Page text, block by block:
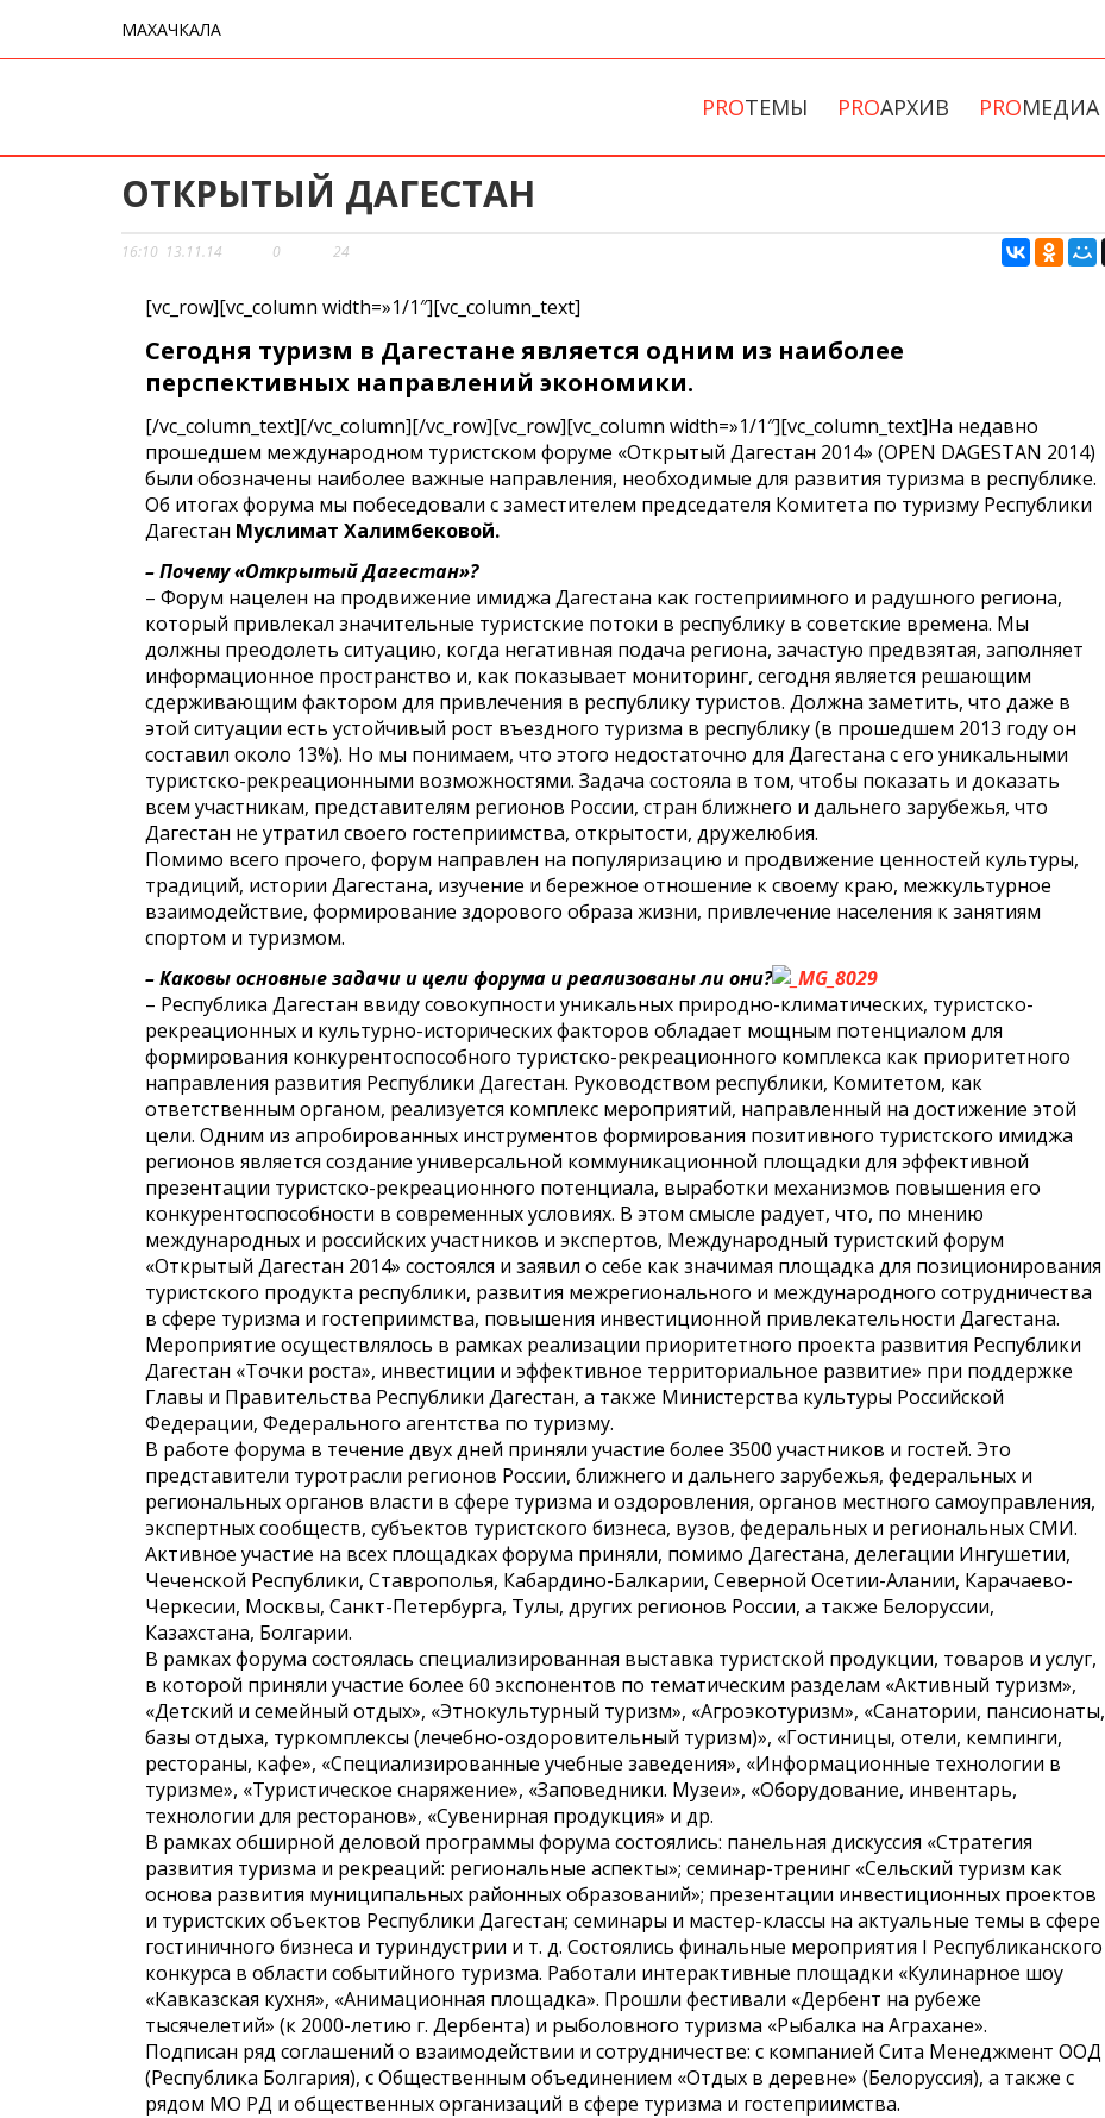
МАХАЧКАЛА
PROТЕМЫ PROАРХИВ PROМЕДИА
ОТКРЫТЫЙ ДАГЕСТАН
16:10 13.11.14 0 24
[vc_row][vc_column width=»1/1″][vc_column_text]
Сегодня туризм в Дагестане является одним из наиболее
перспективных направлений экономики.
[/vc_column_text][/vc_column][/vc_row][vc_row][vc_column width=»1/1″][vc_column_text]На недавно
прошедшем международном туристском форуме «Открытый Дагестан 2014» (OPEN DAGESTAN 2014)
были обозначены наиболее важные направления, необходимые для развития туризма в республике.
Об итогах форума мы побеседовали с заместителем председателя Комитета по туризму Республики
Дагестан Муслимат Халимбековой.
– Почему «Открытый Дагестан»?
– Форум нацелен на продвижение имиджа Дагестана как гостеприимного и радушного региона,
который привлекал значительные туристские потоки в республику в советские времена. Мы
должны преодолеть ситуацию, когда негативная подача региона, зачастую предвзятая, заполняет
информационное пространство и, как показывает мониторинг, сегодня является решающим
сдерживающим фактором для привлечения в республику туристов. Должна заметить, что даже в
этой ситуации есть устойчивый рост въездного туризма в республику (в прошедшем 2013 году он
составил около 13%). Но мы понимаем, что этого недостаточно для Дагестана с его уникальными
туристско-рекреационными возможностями. Задача состояла в том, чтобы показать и доказать
всем участникам, представителям регионов России, стран ближнего и дальнего зарубежья, что
Дагестан не утратил своего гостеприимства, открытости, дружелюбия.
Помимо всего прочего, форум направлен на популяризацию и продвижение ценностей культуры,
традиций, истории Дагестана, изучение и бережное отношение к своему краю, межкультурное
взаимодействие, формирование здорового образа жизни, привлечение населения к занятиям
спортом и туризмом.
– Каковы основные задачи и цели форума и реализованы ли они?
– Республика Дагестан ввиду совокупности уникальных природно-климатических, туристско-
рекреационных и культурно-исторических факторов обладает мощным потенциалом для
формирования конкурентоспособного туристско-рекреационного комплекса как приоритетного
направления развития Республики Дагестан. Руководством республики, Комитетом, как
ответственным органом, реализуется комплекс мероприятий, направленный на достижение этой
цели. Одним из апробированных инструментов формирования позитивного туристского имиджа
регионов является создание универсальной коммуникационной площадки для эффективной
презентации туристско-рекреационного потенциала, выработки механизмов повышения его
конкурентоспособности в современных условиях. В этом смысле радует, что, по мнению
международных и российских участников и экспертов, Международный туристский форум
«Открытый Дагестан 2014» состоялся и заявил о себе как значимая площадка для позиционирования
туристского продукта республики, развития межрегионального и международного сотрудничества
в сфере туризма и гостеприимства, повышения инвестиционной привлекательности Дагестана.
Мероприятие осуществлялось в рамках реализации приоритетного проекта развития Республики
Дагестан «Точки роста», инвестиции и эффективное территориальное развитие» при поддержке
Главы и Правительства Республики Дагестан, а также Министерства культуры Российской
Федерации, Федерального агентства по туризму.
В работе форума в течение двух дней приняли участие более 3500 участников и гостей. Это
представители туротрасли регионов России, ближнего и дальнего зарубежья, федеральных и
региональных органов власти в сфере туризма и оздоровления, органов местного самоуправления,
экспертных сообществ, субъектов туристского бизнеса, вузов, федеральных и региональных СМИ.
Активное участие на всех площадках форума приняли, помимо Дагестана, делегации Ингушетии,
Чеченской Республики, Ставрополья, Кабардино-Балкарии, Северной Осетии-Алании, Карачаево-
Черкесии, Москвы, Санкт-Петербурга, Тулы, других регионов России, а также Белоруссии,
Казахстана, Болгарии.
В рамках форума состоялась специализированная выставка туристской продукции, товаров и услуг,
в которой приняли участие более 60 экспонентов по тематическим разделам «Активный туризм»,
«Детский и семейный отдых», «Этнокультурный туризм», «Агроэкотуризм», «Санатории, пансионаты,
базы отдыха, туркомплексы (лечебно-оздоровительный туризм)», «Гостиницы, отели, кемпинги,
рестораны, кафе», «Специализированные учебные заведения», «Информационные технологии в
туризме», «Туристическое снаряжение», «Заповедники. Музеи», «Оборудование, инвентарь,
технологии для ресторанов», «Сувенирная продукция» и др.
В рамках обширной деловой программы форума состоялись: панельная дискуссия «Стратегия
развития туризма и рекреаций: региональные аспекты»; семинар-тренинг «Сельский туризм как
основа развития муниципальных районных образований»; презентации инвестиционных проектов
и туристских объектов Республики Дагестан; семинары и мастер-классы на актуальные темы в сфере
гостиничного бизнеса и туриндустрии и т. д. Состоялись финальные мероприятия I Республиканского
конкурса в области событийного туризма. Работали интерактивные площадки «Кулинарное шоу
«Кавказская кухня», «Анимационная площадка». Прошли фестивали «Дербент на рубеже
тысячелетий» (к 2000-летию г. Дербента) и рыболовного туризма «Рыбалка на Аграхане».
Подписан ряд соглашений о взаимодействии и сотрудничестве: с компанией Сита Менеджмент ООД
(Республика Болгария), с Общественным объединением «Отдых в деревне» (Белоруссия), а также с
рядом МО РД и общественных организаций в сфере туризма и гостеприимства.